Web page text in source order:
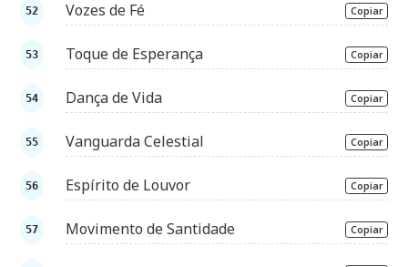
Vozes de Fé Copiar
Toque de Esperança Copiar
Dança de Vida Copiar
Vanguarda Celestial Copiar
Espírito de Louvor Copiar
Movimento de Santidade Copiar